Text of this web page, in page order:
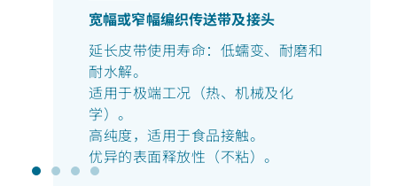
宽幅或窄幅编织传送带及接头
延长皮带使用寿命：低蠕变、耐磨和
耐水解。
适用于极端工况（热、机械及化
学）。
高纯度，适用于食品接触。
优异的表面释放性（不粘）。